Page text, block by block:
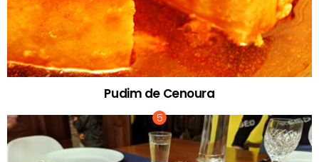
Pudim de Cenoura